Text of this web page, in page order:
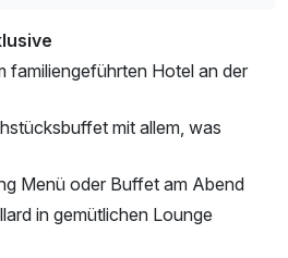
familiengeführten Hotel an der
mit allem, was
Menü oder Buffet am Abend
in gemütlichen Lounge